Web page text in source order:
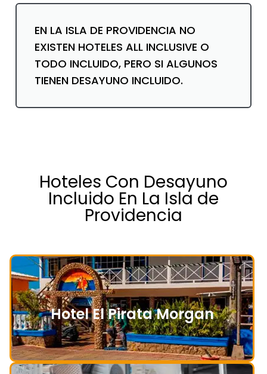
EN LA ISLA DE PROVIDENCIA NO
EXISTEN HOTELES ALL INCLUSIVE O
TODO INCLUIDO, PERO SI ALGUNOS
TIENEN DESAYUNO INCLUIDO.
Hoteles Con Desayuno
Incluido En La Isla de
Providencia
Hotel El Pirata Morgan